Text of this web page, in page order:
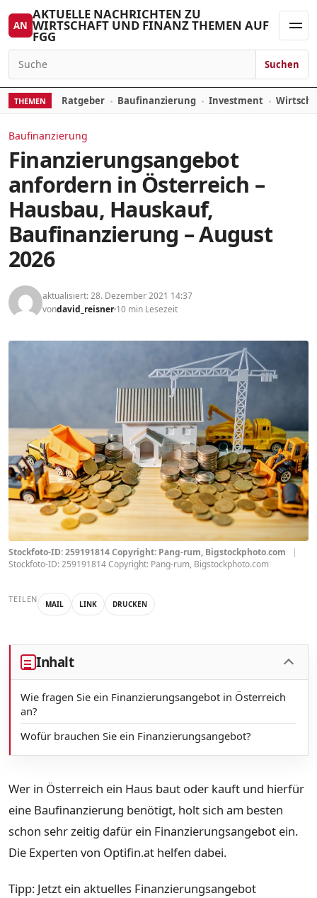
Zum Inhalt springen
AN
AKTUELLE NACHRICHTEN ZU
WIRTSCHAFT UND FINANZ THEMEN AUF
FGG
Suchen nach:
Suchen
THEMEN Ratgeber Baufinanzierung Investment
Baufinanzierung
Finanzierungsangebot
anfordern in Österreich –
Hausbau, Hauskauf,
Baufinanzierung – August
2026
aktualisiert: 28. Dezember 2021 14:37
vondavid_reisner 10 min Lesezeit
Stockfoto-ID: 259191814 Copyright: Pang-rum, Bigstockphoto.com
|
Stockfoto-ID: 259191814 Copyright: Pang-rum, Bigstockphoto.com
TEILEN MAIL LINK DRUCKEN
Inhalt
Wie fragen Sie ein Finanzierungsangebot in Österreich
an?
Wofür brauchen Sie ein Finanzierungsangebot?
Wer in Österreich ein Haus baut oder kauft und hierfür
eine Baufinanzierung benötigt, holt sich am besten
schon sehr zeitig dafür ein Finanzierungsangebot ein.
Die Experten von Optifin.at helfen dabei.
Tipp: Jetzt ein aktuelles Finanzierungsangebot